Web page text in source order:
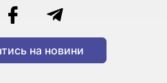
на новини